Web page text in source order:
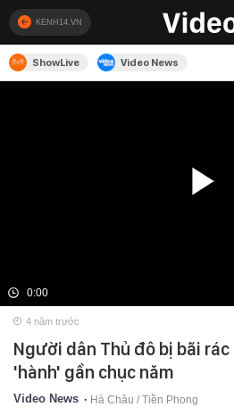
KENH14.VN
ShowLive Video News
0:00
4 năm trước
Người dân Thủ đô bị bãi
'hành' gần chục năm
Video News Hà Châu / Tiền Phong